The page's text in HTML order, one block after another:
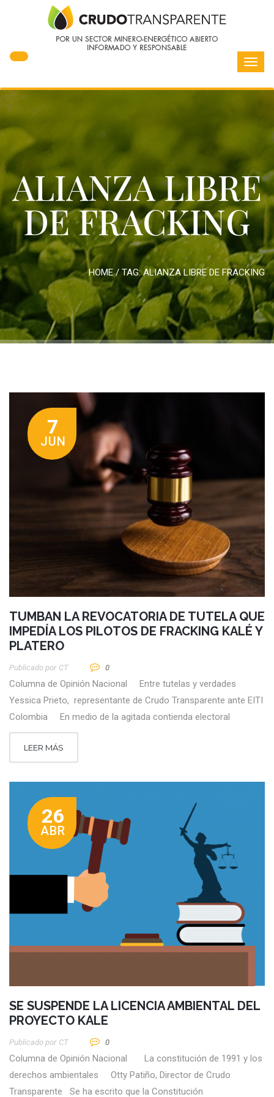
ALIANZA LIBRE
DE FRACKING
HOME/ TAG:ALIANZA LIBRE DE FRACKING
7
JUN
TUMBAN LA REVOCATORIA DE TUTELA QUE
IMPEDÍA LOS PILOTOS DE FRACKING KALÉ Y
PLATERO
Publicado por CT 0
Columna de Opinión Nacional Entre tutelas y verdades
Yessica Prieto, representante de Crudo Transparente ante EITI
Colombia En medio de la agitada contienda electoral
LEER MÁS
26
ABR
SE SUSPENDE LA LICENCIA AMBIENTAL DEL
PROYECTO KALE
Publicado por CT 0
Columna de Opinión Nacional La constitución de 1991 y los
derechos ambientales Otty Patiño, Director de Crudo
Transparente Se ha escrito que la Constitución